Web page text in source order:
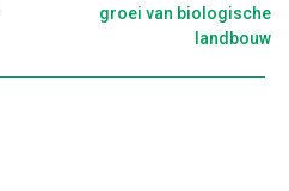
groei van biologische
landbouw